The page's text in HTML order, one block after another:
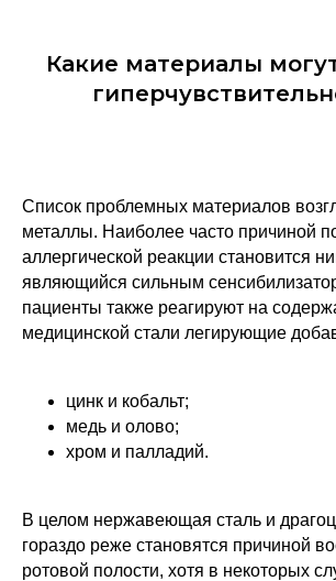
Какие материалы
Список проблемных материалов
металлы. Наиболее часто причиной
аллергической реакции становится
являющийся сильным
пациенты также реагируют на
медицинской стали легирующие
цинк и кобальт;
медь и олово;
хром и палладий.
В целом нержавеющая сталь и
гораздо реже становятся причиной
ротовой полости, хотя в некоторых